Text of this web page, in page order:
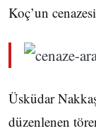
Koç’un
Üsküdar
düzenlenen